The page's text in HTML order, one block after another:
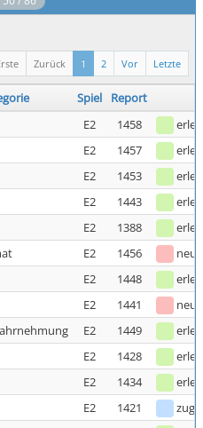
Letzte
Vor
2
1
Zurück
Spiel
Report
E2 1458
E2 1457
E2 1453
E2 1443
E2 1388
E2 1456
neu
E2 1448
E2 1441
neu
E2 1449
E2 1428
E2 1434
E2 1421